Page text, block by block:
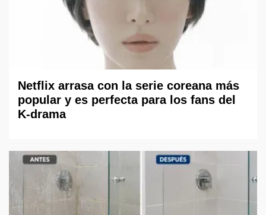
Netflix arrasa con la serie coreana más
popular y es perfecta para los fans del
K-drama